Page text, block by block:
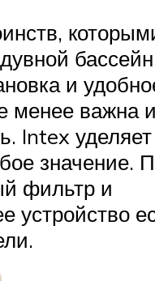
и
менее важна и
Intex
значение.
фильтр и
устройство